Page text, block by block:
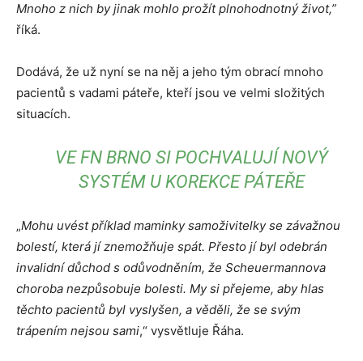
Mnoho z nich by jinak mohlo prožít plnohodnotný život,”
říká.
Dodává, že už nyní se na něj a jeho tým obrací mnoho
pacientů s vadami páteře, kteří jsou ve velmi složitých
situacích.
VE FN BRNO SI POCHVALUJÍ NOVÝ
SYSTÉM U KOREKCE PÁTEŘE
„Mohu uvést příklad maminky samoživitelky se závažnou
bolestí, která jí znemožňuje spát. Přesto jí byl odebrán
invalidní důchod s odůvodněním, že Scheuermannova
choroba nezpůsobuje bolesti. My si přejeme, aby hlas
těchto pacientů byl vyslyšen, a věděli, že se svým
trápením nejsou sami,“ vysvětluje Řáha.